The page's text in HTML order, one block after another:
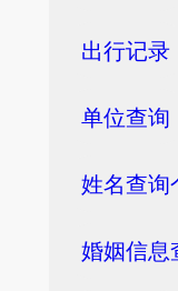
出行记录
单位查询
姓名查询
婚姻信息